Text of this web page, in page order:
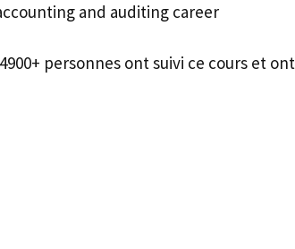
and auditing career
personnes ont suivi ce cours et ont